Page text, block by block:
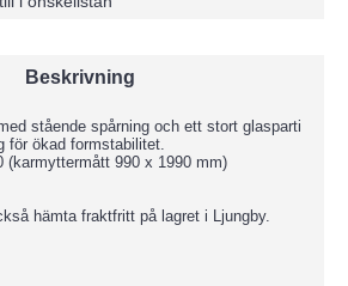
Beskrivning
stående spårning och ett stort glasparti
för ökad formstabilitet.
(karmyttermått 990 x 1990 mm)
hämta fraktfritt på lagret i Ljungby.